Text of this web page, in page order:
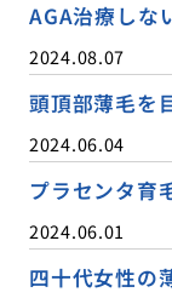
AGA治療しな
2024.08.07
頭頂部薄毛を
2024.06.04
プラセンタ育
2024.06.01
四十代女性の